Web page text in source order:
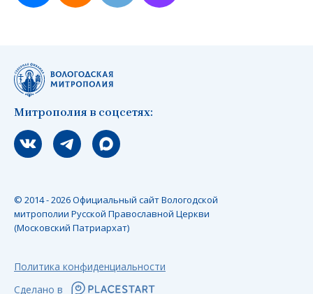
Митрополия в соцсетях:
Мы вконтакте
Мы в telegram
Мы в Макс
© 2014 - 2026 Официальный сайт Вологодской
митрополии Русской Православной Церкви
(Московский Патриархат)
Политика конфиденциальности
Сделано в